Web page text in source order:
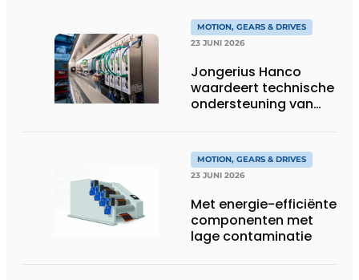
MOTION, GEARS & DRIVES
23 JUNI 2026
Jongerius Hanco
waardeert technische
ondersteuning van
MOTION, GEARS & DRIVES
23 JUNI 2026
Met energie-efficiënte
componenten met
lage contaminatie